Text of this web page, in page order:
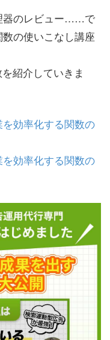
器のレビュー……で
の使いこなし講座
紹介していきま
を効率化する関数の
を効率化する関数の